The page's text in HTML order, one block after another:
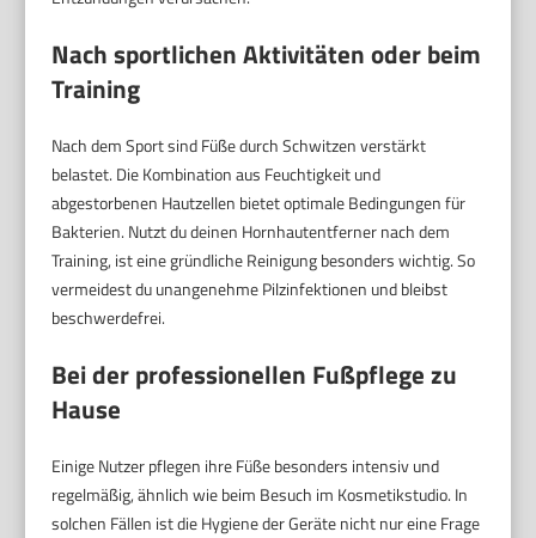
Nach sportlichen Aktivitäten oder beim
Training
Nach dem Sport sind Füße durch Schwitzen verstärkt
belastet. Die Kombination aus Feuchtigkeit und
abgestorbenen Hautzellen bietet optimale Bedingungen für
Bakterien. Nutzt du deinen Hornhautentferner nach dem
Training, ist eine gründliche Reinigung besonders wichtig. So
vermeidest du unangenehme Pilzinfektionen und bleibst
beschwerdefrei.
Bei der professionellen Fußpflege zu
Hause
Einige Nutzer pflegen ihre Füße besonders intensiv und
regelmäßig, ähnlich wie beim Besuch im Kosmetikstudio. In
solchen Fällen ist die Hygiene der Geräte nicht nur eine Frage